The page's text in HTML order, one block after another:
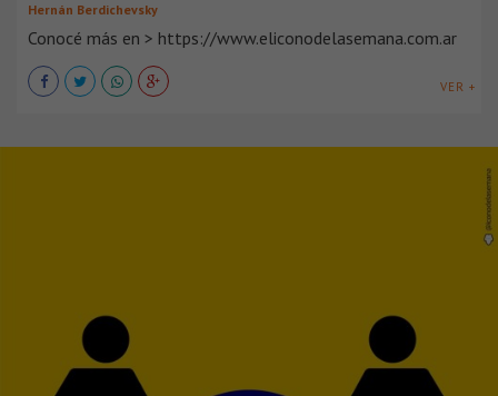
Hernán Berdichevsky
Conocé más en > https://www.eliconodelasemana.com.ar
VER +